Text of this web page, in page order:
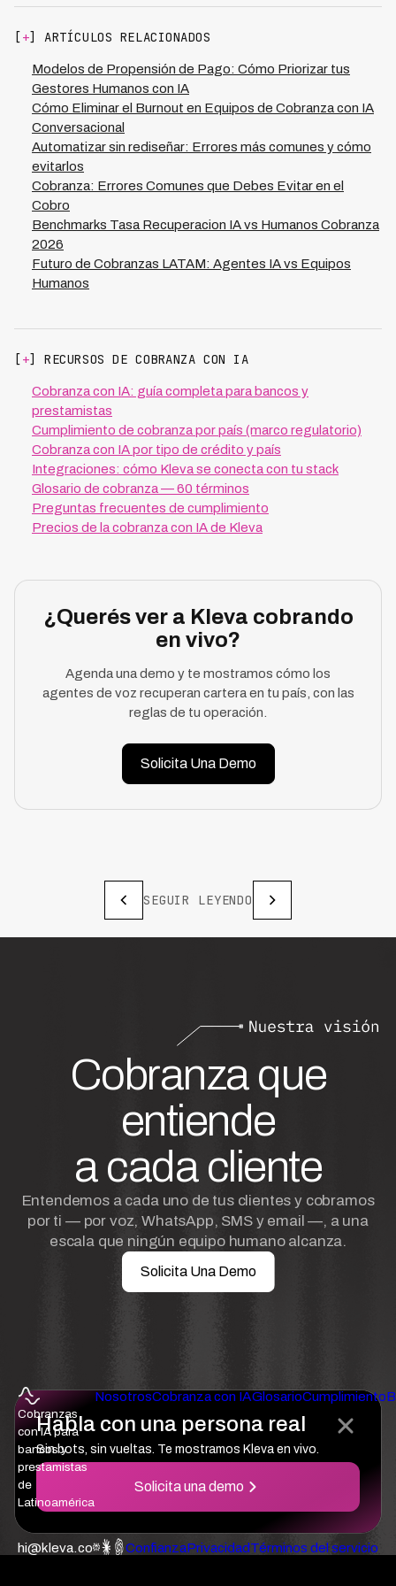
cuándo y que el deudor confirmó verbalmente los
términos. Esto reduce disputas en 90%+ y cuando
ocurren, se resuelven rápidamente a favor de la
empresa. Los voice agents eliminan el "él dijo/ella dijo"
que caracteriza disputas con agentes humanos.
[+] ARTÍCULOS RELACIONADOS
Modelos de Propensión de Pago: Cómo Priorizar tus
Gestores Humanos con IA
Cómo Eliminar el Burnout en Equipos de Cobranza con IA
Conversacional
Automatizar sin rediseñar: Errores más comunes y cómo
evitarlos
Cobranza: Errores Comunes que Debes Evitar en el
Cobro
Benchmarks Tasa Recuperacion IA vs Humanos Cobranza
2026
Futuro de Cobranzas LATAM: Agentes IA vs Equipos
Humanos
[+] RECURSOS DE COBRANZA CON IA
Cobranza con IA: guía completa para bancos y
prestamistas
Cumplimiento de cobranza por país (marco regulatorio)
Cobranza con IA por tipo de crédito y país
Integraciones: cómo Kleva se conecta con tu stack
Glosario de cobranza — 60 términos
Preguntas frecuentes de cumplimiento
Precios de la cobranza con IA de Kleva
¿Querés ver a Kleva cobrando
en vivo?
Agenda una demo y te mostramos cómo los
agentes de voz recuperan cartera en tu país, con las
reglas de tu operación.
Solicita Una Demo
SEGUIR LEYENDO
Habla con una persona real
Sin bots, sin vueltas. Te mostramos Kleva en vivo.
Solicita una demo
Cobranza que
entiende
a cada cliente
Entendemos a cada uno de tus clientes y cobramos
por ti — por voz, WhatsApp, SMS y email —, a una
escala que ningún equipo humano alcanza.
Solicita Una Demo
Cobranzas
con IA para
bancos y
prestamistas
de
Latinoamérica
NosotrosCobranza con IAGlosarioCumplimiento
hi@kleva.co ConfianzaPrivacidadTérminos del servicio